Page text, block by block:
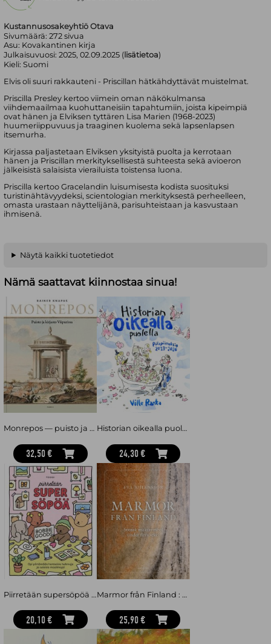
Kustannusosakeyhtiö Otava
Sivumäärä:272 sivua
Asu: Kovakantinen kirja
Julkaisuvuosi:2025, 02.09.2025 ( lisätietoa)
Kieli:Suomi
Elvis oli suuri rakkauteni - Priscillan hätkähdyttävät muistelmat.
Priscilla Presley kertoo viimein oman näkökulmansa
viihdemaailmaa kuohuttaneisiin tapahtumiin, joista kipeimpiä
ovat hänen ja Elviksen tyttären Lisa Marien (1968-2023)
huumeriippuvuus ja traaginen kuolema sekä lapsenlapsen
itsemurha.
Kirjassa paljastetaan Elviksen yksityistä puolta ja kerrotaan
hänen ja Priscillan merkityksellisestä suhteesta sekä avioeron
jälkeisistä salaisista vierailuista toistensa luona.
Priscilla kertoo Gracelandin luisumisesta kodista suosituksi
turistinähtävyydeksi, scientologian merkityksestä perheelleen,
omasta urastaan näyttelijänä, parisuhteistaan ja kasvustaan
ihmisenä.
Näytä kaikki tuotetiedot
Nämä saattavat kiinnostaa sinua!
Monrepos — puisto ja kirjasto Viipurissa
32,50 €
Historian oikealla puolella
24,30 €
Piirretään supersöpöä : Opi piirtämään herttaisia hahmoja ja suloisia maailmoja
20,10 €
Marmor från Finland : Svenskt maktsymbol under flera sekel
25,90 €